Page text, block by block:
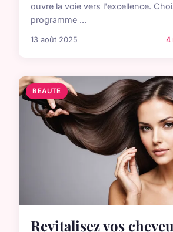
ouvre la voie vers l'excellence.
programme ...
13 août 2025 4
BEAUTE
Revitalisez vos